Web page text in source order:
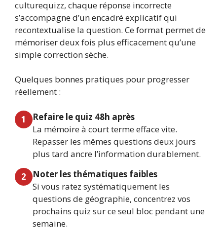
culturequizz, chaque réponse incorrecte
s’accompagne d’un encadré explicatif qui
recontextualise la question. Ce format permet de
mémoriser deux fois plus efficacement qu’une
simple correction sèche.
Quelques bonnes pratiques pour progresser
réellement :
1
Refaire le quiz 48h après
La mémoire à court terme efface vite.
Repasser les mêmes questions deux jours
plus tard ancre l’information durablement.
2
Noter les thématiques faibles
Si vous ratez systématiquement les
questions de géographie, concentrez vos
prochains quiz sur ce seul bloc pendant une
semaine.